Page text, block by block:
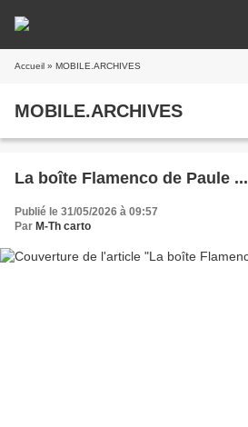
Accueil » MOBILE.ARCHIVES
MOBILE.ARCHIVES
La boîte Flamenco de Paule ...
Publié le 31/05/2026 à 09:57
Par M-Th carto